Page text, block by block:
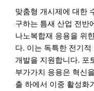
맞춤형 개시제에 대한
구하는 틈새 산업 전반
나노복합재 응용을 위
다. 이는 독특한 전기
개발을 지원합니다. 포
부가가치 응용은 혁신
출 하에서 이중 활성화